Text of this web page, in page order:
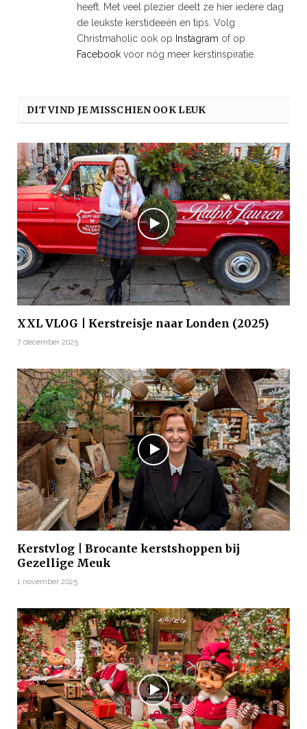
heeft. Met veel plezier deelt ze hier iedere dag
de leukste kerstideeën en tips. Volg
Christmaholic ook op Instagram of op
Facebook voor nóg meer kerstinspiratie.
DIT VIND JE MISSCHIEN OOK LEUK
XXL VLOG | Kerstreisje naar Londen (2025)
7 december 2025
Kerstvlog | Brocante kerstshoppen bij
Gezellige Meuk
1 november 2025